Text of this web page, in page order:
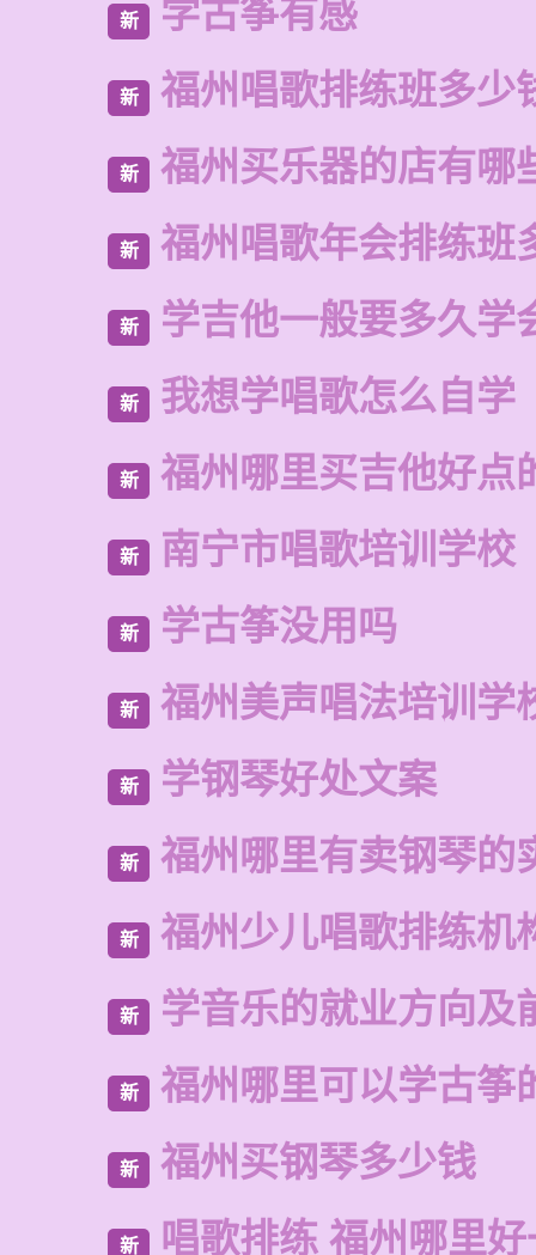
新 学古筝有感
新 福州唱歌排练班多少
新 福州买乐器的店有哪
新 福州唱歌年会排练班
新 学吉他一般要多久学
新 我想学唱歌怎么自学
新 福州哪里买吉他好点
新 南宁市唱歌培训学校
新 学古筝没用吗
新 福州美声唱法培训学
新 学钢琴好处文案
新 福州哪里有卖钢琴的
新 福州少儿唱歌排练机
新 学音乐的就业方向及
新 福州哪里可以学古筝
新 福州买钢琴多少钱
新 唱歌排练 福州哪里